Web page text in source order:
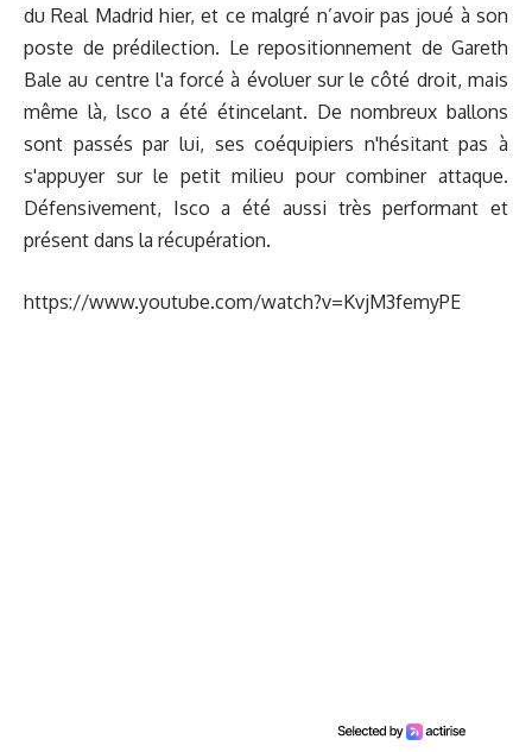
du Real Madrid hier, et ce malgré n’avoir pas joué à son
poste de prédilection. Le repositionnement de Gareth
Bale au centre l'a forcé à évoluer sur le côté droit, mais
même là, lsco a été étincelant. De nombreux ballons
sont passés par lui, ses coéquipiers n'hésitant pas à
s'appuyer sur le petit milieu pour combiner attaque.
Défensivement, Isco a été aussi très performant et
présent dans la récupération.
https://www.youtube.com/watch?v=KvjM3femyPE